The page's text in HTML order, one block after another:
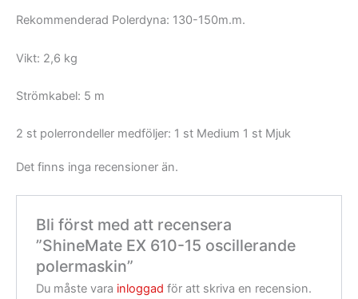
Rekommenderad Polerdyna: 130-150m.m.
Vikt: 2,6 kg
Strömkabel: 5 m
2 st polerrondeller medföljer: 1 st Medium 1 st Mjuk
Det finns inga recensioner än.
Bli först med att recensera
”ShineMate EX 610-15 oscillerande
polermaskin”
Du måste vara inloggad för att skriva en recension.